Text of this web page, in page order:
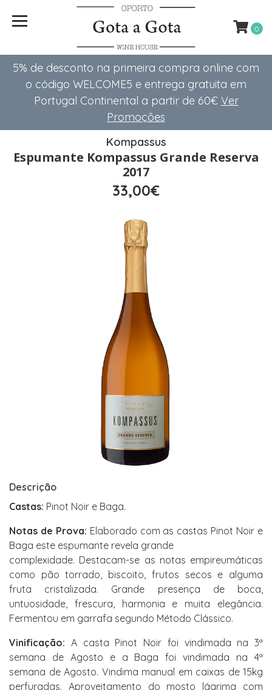
5% de desconto na primeira compra online com
o código WELCOME5 e entrega gratuita em
Portugal Continental a partir de 60€ Ver
Promoções
0
Kompassus
Espumante Kompassus Grande Reserva
2017
33,00€
Descrição
Castas: Pinot Noir e Baga.
Notas de Prova: Elaborado com as castas Pinot Noir e
Baga este espumante revela grande
complexidade. Destacam-se as notas empireumáticas
como pão torrado, biscoito, frutos secos e alguma
fruta cristalizada. Grande presença de boca,
untuosidade, frescura, harmonia e muita elegância.
Fermentou em garrafa segundo Método Clássico.
Vinificação: A casta Pinot Noir foi vindimada na 3ª
semana de Agosto e a Baga foi vindimada na 4ª
semana de Agosto. Vindima manual em caixas de 15kg
perfuradas. Aproveitamento do mosto lágrima com